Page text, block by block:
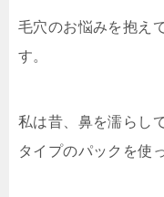
毛穴のお悩みを抱え
す。
私は昔、鼻を濡らし
タイプのパックを使